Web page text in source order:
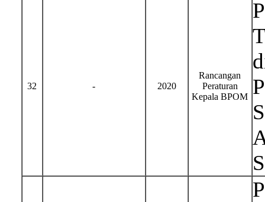
32 - 2020
Rancangan
Peraturan
Kepala BPOM